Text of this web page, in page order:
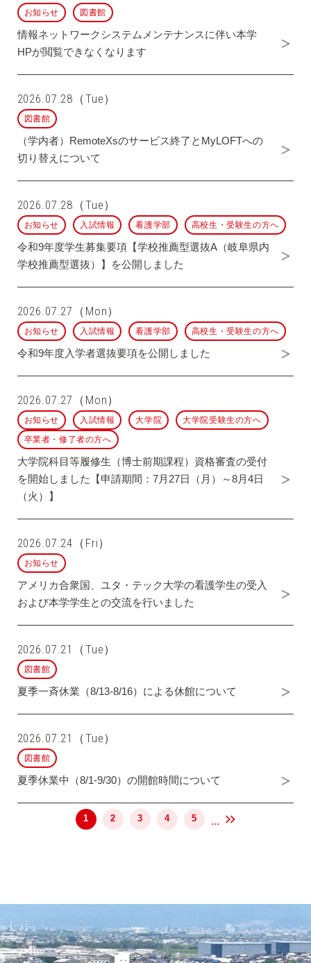
お知らせ 図書館
情報ネットワークシステムメンテナンスに伴い本学
HPが閲覧できなくなります
2026.07.28（Tue）
図書館
（学内者）RemoteXsのサービス終了とMyLOFTへの
切り替えについて
2026.07.28（Tue）
お知らせ 入試情報 看護学部 高校生・受験生の方へ
令和9年度学生募集要項【学校推薦型選抜A（岐阜県内
学校推薦型選抜）】を公開しました
2026.07.27（Mon）
お知らせ 入試情報 看護学部 高校生・受験生の方へ
令和9年度入学者選抜要項を公開しました
2026.07.27（Mon）
お知らせ 入試情報 大学院
大学院受験生の方へ
卒業者・修了者の方へ
大学院科目等履修生（博士前期課程）資格審査の受付
を開始しました【申請期間：7月27日（月）～8月4日
（火）】
2026.07.24（Fri）
お知らせ
アメリカ合衆国、ユタ・テック大学の看護学生の受入
および本学学生との交流を行いました
2026.07.21（Tue）
図書館
夏季一斉休業（8/13-8/16）による休館について
2026.07.21（Tue）
図書館
夏季休業中（8/1-9/30）の開館時間について
1 2 3 4 5 ...